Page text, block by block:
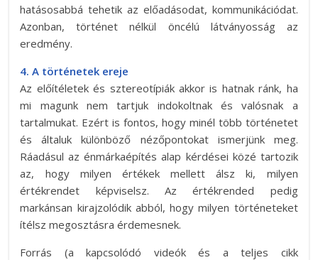
hatásosabbá tehetik az előadásodat, kommunikációdat.
Azonban, történet nélkül öncélú látványosság az
eredmény.
4. A történetek ereje
Az előítéletek és sztereotípiák akkor is hatnak ránk, ha
mi magunk nem tartjuk indokoltnak és valósnak a
tartalmukat. Ezért is fontos, hogy minél több történetet
és általuk különböző nézőpontokat ismerjünk meg.
Ráadásul az énmárkaépítés alap kérdései közé tartozik
az, hogy milyen értékek mellett álsz ki, milyen
értékrendet képviselsz. Az értékrended pedig
markánsan kirajzolódik abból, hogy milyen történeteket
ítélsz megosztásra érdemesnek.
Forrás (a kapcsolódó videók és a teljes cikk